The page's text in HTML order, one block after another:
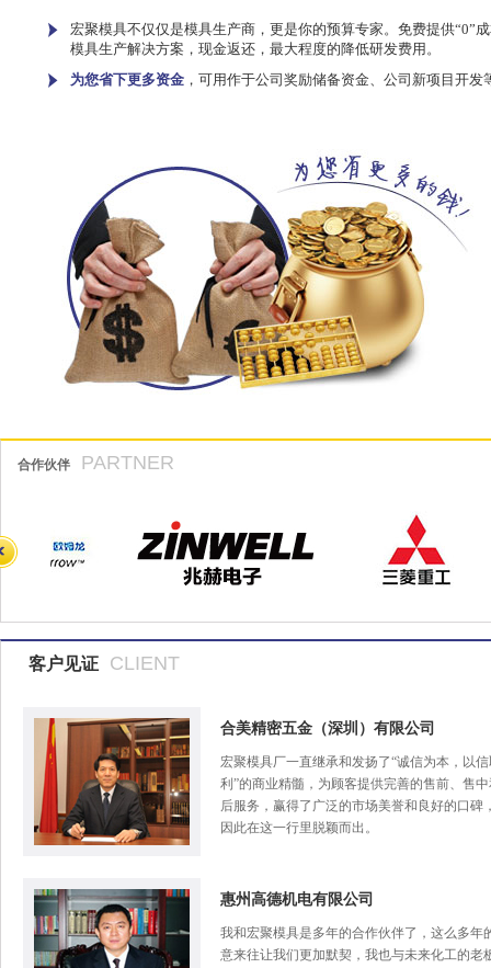
宏聚模具不仅仅是模具生产商，更是你的预算专家。免费提供“0”
模具生产解决方案，现金返还，最大程度的降低研发费用。
为您省下更多资金 ，可用作于公司奖励储备资金、公司新项目开发
合作伙伴 PARTNER
客户见证 CLIENT
合美精密五金（深圳）有限公司
宏聚模具厂一直继承和发扬了“诚信为本，以信
利”的商业精髓，为顾客提供完善的售前、售
后服务，赢得了广泛的市场美誉和良好的口碑
因此在这一行里脱颖而出。
惠州高德机电有限公司
我和宏聚模具是多年的合作伙伴了，这么多年
意来往让我们更加默契，我也与未来化工的老